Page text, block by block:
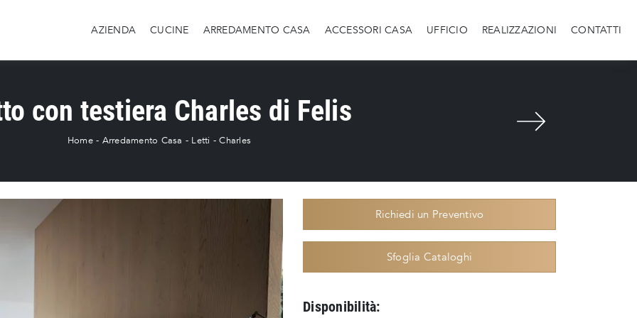
AZIENDA CUCINE ARREDAMENTO CASA ACCESSORI CASA UFFICIO REALIZZAZIONI CONTATTI
con testiera Charles di Felis
Home- Arredamento Casa - Letti -Charles
Richiedi un Preventivo
Sfoglia Cataloghi
Disponibilità: